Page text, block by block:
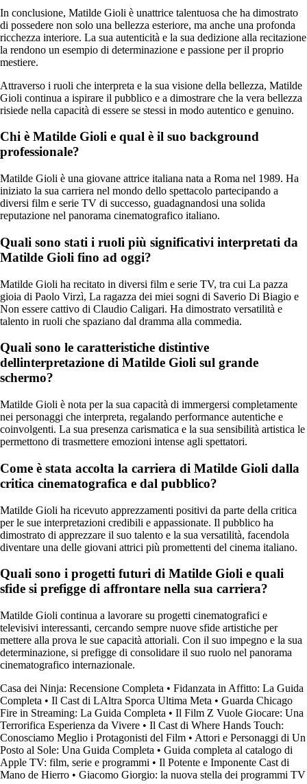
In conclusione, Matilde Gioli è unattrice talentuosa che ha dimostrato
di possedere non solo una bellezza esteriore, ma anche una profonda
ricchezza interiore. La sua autenticità e la sua dedizione alla recitazione
la rendono un esempio di determinazione e passione per il proprio
mestiere.
Attraverso i ruoli che interpreta e la sua visione della bellezza, Matilde
Gioli continua a ispirare il pubblico e a dimostrare che la vera bellezza
risiede nella capacità di essere se stessi in modo autentico e genuino.
Chi è Matilde Gioli e qual è il suo background
professionale?
Matilde Gioli è una giovane attrice italiana nata a Roma nel 1989. Ha
iniziato la sua carriera nel mondo dello spettacolo partecipando a
diversi film e serie TV di successo, guadagnandosi una solida
reputazione nel panorama cinematografico italiano.
Quali sono stati i ruoli più significativi interpretati da
Matilde Gioli fino ad oggi?
Matilde Gioli ha recitato in diversi film e serie TV, tra cui La pazza
gioia di Paolo Virzì, La ragazza dei miei sogni di Saverio Di Biagio e
Non essere cattivo di Claudio Caligari. Ha dimostrato versatilità e
talento in ruoli che spaziano dal dramma alla commedia.
Quali sono le caratteristiche distintive
dellinterpretazione di Matilde Gioli sul grande
schermo?
Matilde Gioli è nota per la sua capacità di immergersi completamente
nei personaggi che interpreta, regalando performance autentiche e
coinvolgenti. La sua presenza carismatica e la sua sensibilità artistica le
permettono di trasmettere emozioni intense agli spettatori.
Come è stata accolta la carriera di Matilde Gioli dalla
critica cinematografica e dal pubblico?
Matilde Gioli ha ricevuto apprezzamenti positivi da parte della critica
per le sue interpretazioni credibili e appassionate. Il pubblico ha
dimostrato di apprezzare il suo talento e la sua versatilità, facendola
diventare una delle giovani attrici più promettenti del cinema italiano.
Quali sono i progetti futuri di Matilde Gioli e quali
sfide si prefigge di affrontare nella sua carriera?
Matilde Gioli continua a lavorare su progetti cinematografici e
televisivi interessanti, cercando sempre nuove sfide artistiche per
mettere alla prova le sue capacità attoriali. Con il suo impegno e la sua
determinazione, si prefigge di consolidare il suo ruolo nel panorama
cinematografico internazionale.
Casa dei Ninja: Recensione Completa • Fidanzata in Affitto: La Guida
Completa • Il Cast di LAltra Sporca Ultima Meta • Guarda Chicago
Fire in Streaming: La Guida Completa • Il Film Z Vuole Giocare: Una
Terrorifica Esperienza da Vivere • Il Cast di Where Hands Touch:
Conosciamo Meglio i Protagonisti del Film • Attori e Personaggi di Un
Posto al Sole: Una Guida Completa • Guida completa al catalogo di
Apple TV: film, serie e programmi • Il Potente e Imponente Cast di
Mano de Hierro • Giacomo Giorgio: la nuova stella dei programmi TV